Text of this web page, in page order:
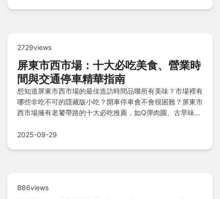
2729views
屏東市西市場：十大必吃美食、營業時
間與交通停車精華指南
想知道屏東市西市場的最佳造訪時間品嚐所有美味？市場裡有
哪些非吃不可的隱藏版小吃？開車停車會不會很困難？屏東市
西市場擁有老饕帶路的十大必吃推薦，如Q彈肉圓、古早味粽
步與市場採購情景，解決常見疑問，輕鬆享受傳統美食之旅。
2025-09-29
886views